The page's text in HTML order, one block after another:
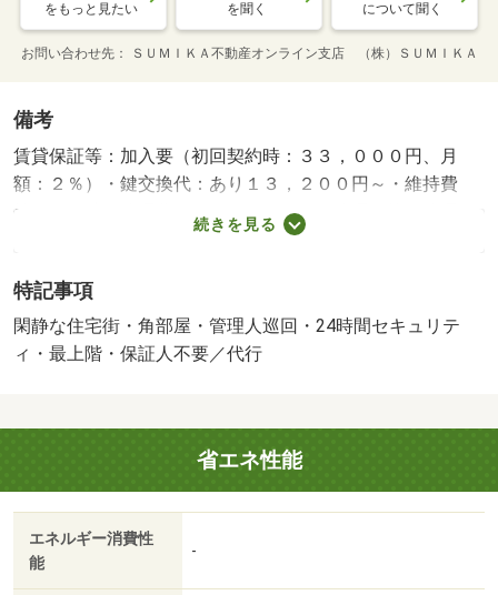
をもっと見たい を聞く について聞く
お問い合わせ先 ＳＵＭＩＫＡ不動産オンライン支店 （株）ＳＵＭＩＫＡ
備考
賃貸保証等：加入要（初回契約時：３３，０００円、月
額：２％）・鍵交換代：あり１３，２００円～・維持費
等：２４時間管理費１，３２０円／月・管理形態／管理員
の勤務形態：巡回・岡山市に特化した【地域密着型】の仲
任せください。・バイク置場：なし・駐輪場：有・仲介手
数料：１ヶ月/エアコンクリーニング費 12320円
続きを見る
特記事項
閑静な住宅街・角部屋・管理人巡回・24時間セキュリテ
ィ・最上階・保証人不要／代行
省エネ性能
エネルギー消費性
能
-